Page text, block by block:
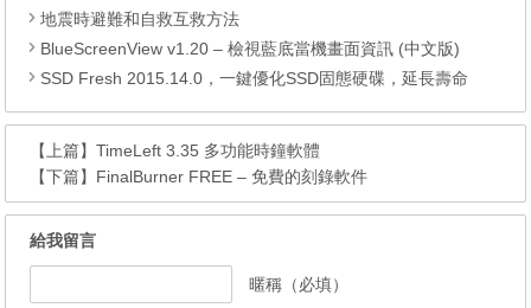
地震時避難和自救互救方法
BlueScreenView v1.20 – 檢視藍底當機畫面資訊 (中文版)
SSD Fresh 2015.14.0，一鍵優化SSD固態硬碟，延長壽命
【上篇】TimeLeft 3.35 多功能時鐘軟體
【下篇】 FinalBurner FREE – 免費的刻錄軟件
給我留言
暱稱（必填）